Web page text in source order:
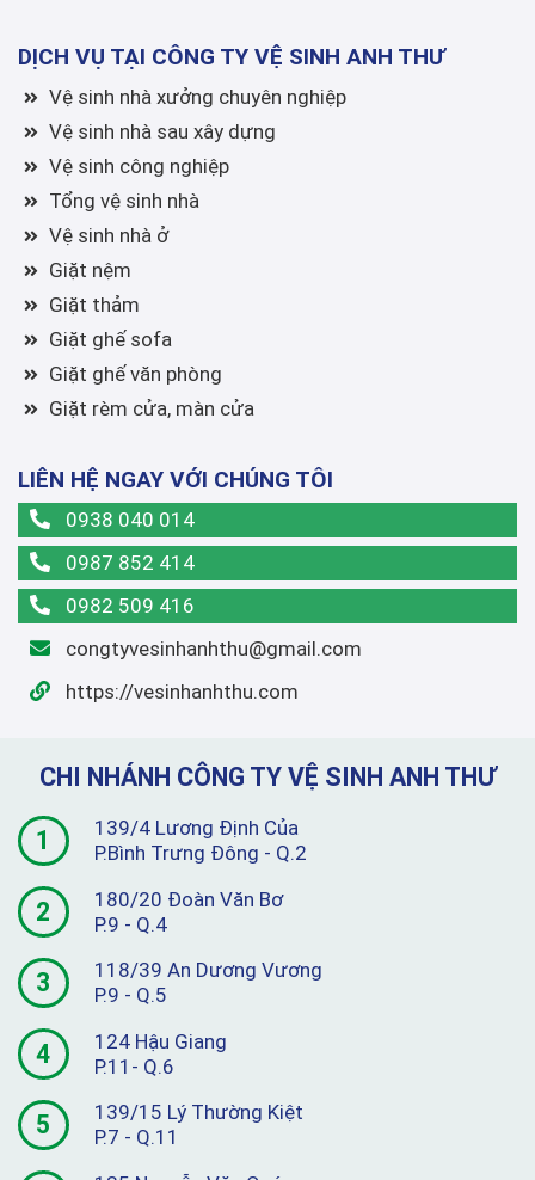
DỊCH VỤ TẠI CÔNG TY VỆ SINH ANH THƯ
Vệ sinh nhà xưởng chuyên nghiệp
Vệ sinh nhà sau xây dựng
Vệ sinh công nghiệp
Tổng vệ sinh nhà
Vệ sinh nhà ở
Giặt nệm
Giặt thảm
Giặt ghế sofa
Giặt ghế văn phòng
Giặt rèm cửa, màn cửa
LIÊN HỆ NGAY VỚI CHÚNG TÔI
0938 040 014
0987 852 414
0982 509 416
congtyvesinhanhthu@gmail.com
https://vesinhanhthu.com
CHI NHÁNH CÔNG TY VỆ SINH ANH THƯ
1
139/4 Lương Định Của
P.Bình Trưng Đông - Q.2
2
180/20 Đoàn Văn Bơ
P.9 - Q.4
3
118/39 An Dương Vương
P.9 - Q.5
4
124 Hậu Giang
P.11- Q.6
5
139/15 Lý Thường Kiệt
P.7 - Q.11